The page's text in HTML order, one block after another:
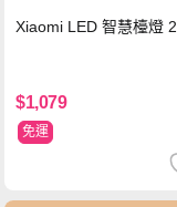
Xiaomi LED 智慧檯燈 2
$1,079
免運